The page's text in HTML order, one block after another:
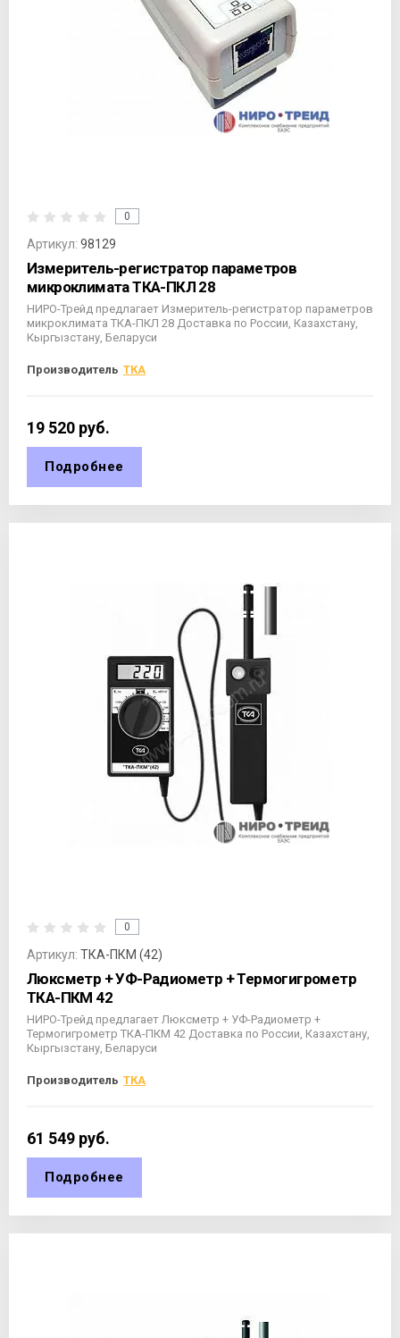
0
Артикул: 98129
Измеритель-регистратор параметров
микроклимата ТКА-ПКЛ 28
НИРО-Трейд предлагает Измеритель-регистратор параметров
микроклимата ТКА-ПКЛ 28 Доставка по России, Казахстану,
Кыргызстану, Беларуси
Производитель ТКА
19 520 руб.
Подробнее
0
Артикул: ТКА-ПКМ (42)
Люксметр + УФ-Радиометр + Термогигрометр
ТКА-ПКМ 42
НИРО-Трейд предлагает Люксметр + УФ-Радиометр +
Термогигрометр ТКА-ПКМ 42 Доставка по России, Казахстану,
Кыргызстану, Беларуси
Производитель ТКА
61 549 руб.
Подробнее